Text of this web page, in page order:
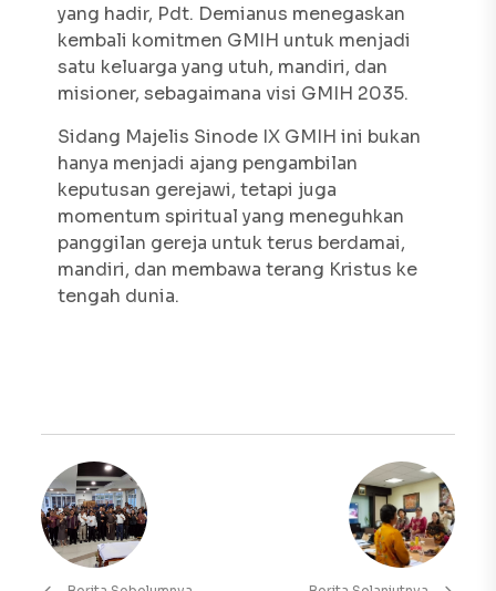
yang hadir, Pdt. Demianus menegaskan
kembali komitmen GMIH untuk menjadi
satu keluarga yang utuh, mandiri, dan
misioner, sebagaimana visi GMIH 2035.
Sidang Majelis Sinode IX GMIH ini bukan
hanya menjadi ajang pengambilan
keputusan gerejawi, tetapi juga
momentum spiritual yang meneguhkan
panggilan gereja untuk terus berdamai,
mandiri, dan membawa terang Kristus ke
tengah dunia.